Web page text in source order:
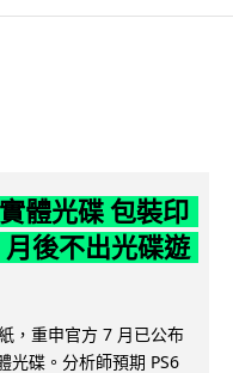
體光碟 包裝印
後不出光碟遊
，重申官方 7 月已公布
光碟。分析師預期 PS6